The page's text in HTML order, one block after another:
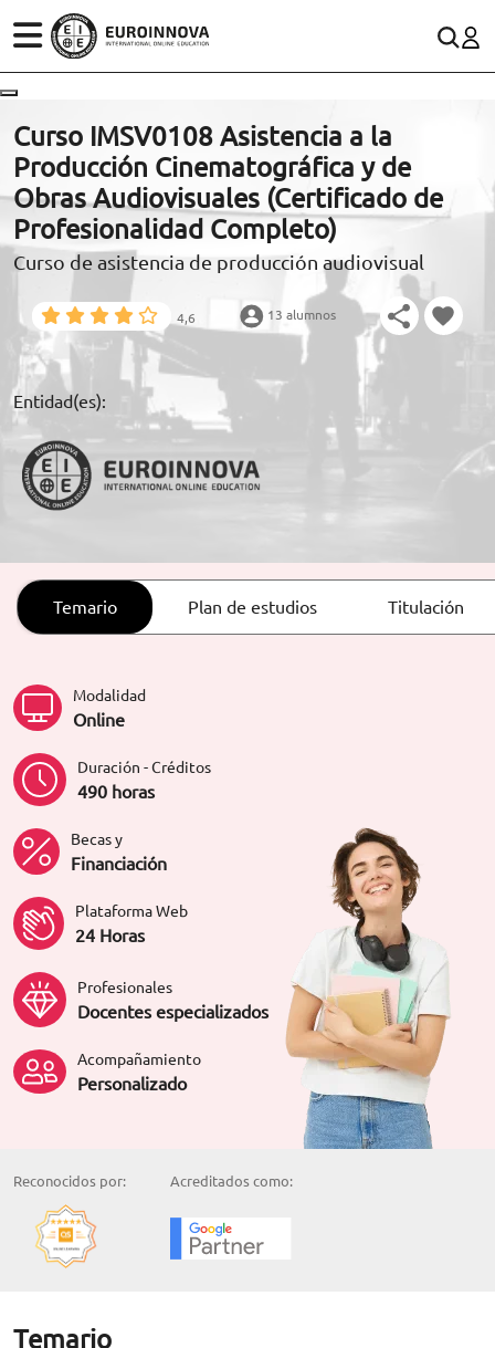
ESTUDIOS
CONOCE EUROINNOVA
BECAS Y FINANCIACIÓN
RECURSOS EDUCATIVOS
ARTÍCULOS
ORIENTACIÓN LABORAL
(+34)958 050 200(gratuito en España)
900 831 200
formacion@euroinnova.com
TRABAJA CON NOSOTROS
Curso IMSV0108 Asistencia a la
Producción Cinematográfica y de
Obras Audiovisuales (Certificado de
Profesionalidad Completo)
Curso de asistencia de producción audiovisual
4,6 13 alumnos
Entidad(es):
Temario Plan de estudios Titulación
Modalidad
Online
Duración - Créditos
490 horas
Becas y
Financiación
Plataforma Web
24 Horas
Profesionales
Docentes especializados
Acompañamiento
Personalizado
Reconocidos por: Acreditados como:
Temario